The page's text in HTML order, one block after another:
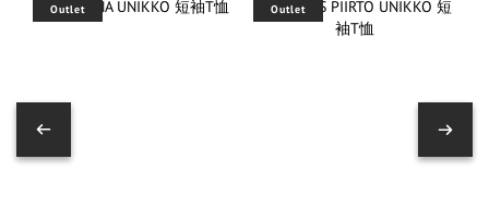
Outlet Outlet